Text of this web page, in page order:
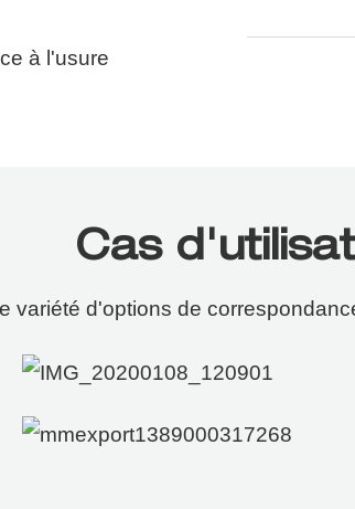
à l'usure
Cas
variété d'options de